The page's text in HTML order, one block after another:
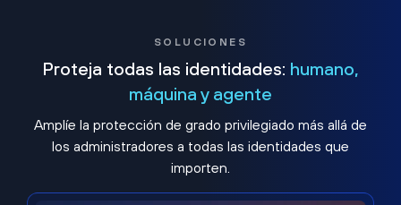
SOLUCIONES
Proteja todas las identidades: humano,
máquina y agente
Amplíe la protección de grado privilegiado más allá de
los administradores a todas las identidades que
importen.